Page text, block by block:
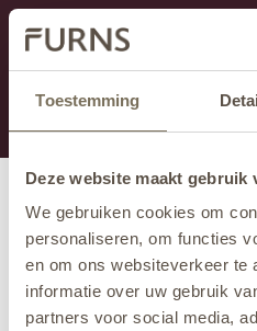
Toestemming
Deze website maakt gebruik
We gebruiken cookies om
personaliseren, om functies
en om ons websiteverkeer te
informatie over uw gebruik
partners voor social media,
Ten dział jest obecnie w
informacji.
możesz zadzwonić pod